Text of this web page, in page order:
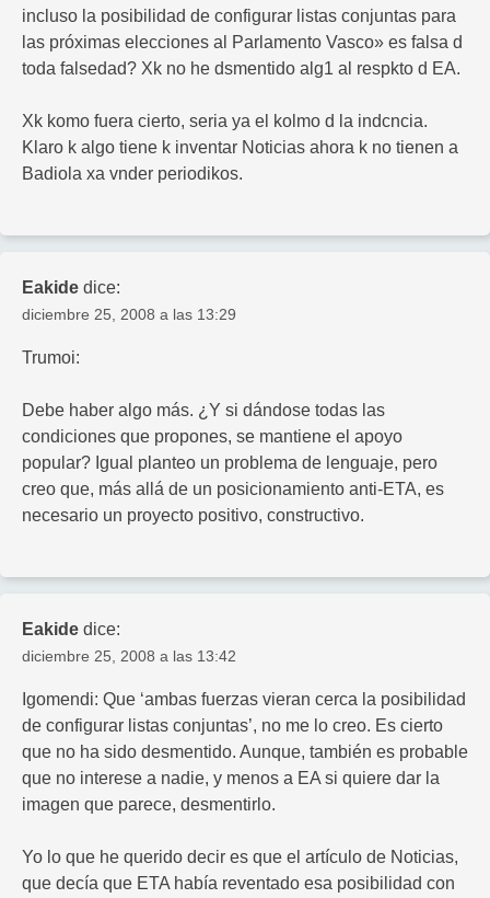
incluso la posibilidad de configurar listas conjuntas para
las próximas elecciones al Parlamento Vasco» es falsa d
toda falsedad? Xk no he dsmentido alg1 al respkto d EA.
Xk komo fuera cierto, seria ya el kolmo d la indcncia.
Klaro k algo tiene k inventar Noticias ahora k no tienen a
Badiola xa vnder periodikos.
Eakide dice:
diciembre 25, 2008 a las 13:29
Trumoi:
Debe haber algo más. ¿Y si dándose todas las
condiciones que propones, se mantiene el apoyo
popular? Igual planteo un problema de lenguaje, pero
creo que, más allá de un posicionamiento anti-ETA, es
necesario un proyecto positivo, constructivo.
Eakide dice:
diciembre 25, 2008 a las 13:42
Igomendi: Que ‘ambas fuerzas vieran cerca la posibilidad
de configurar listas conjuntas’, no me lo creo. Es cierto
que no ha sido desmentido. Aunque, también es probable
que no interese a nadie, y menos a EA si quiere dar la
imagen que parece, desmentirlo.
Yo lo que he querido decir es que el artículo de Noticias,
que decía que ETA había reventado esa posibilidad con